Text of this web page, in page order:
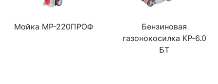
Мойка МР-220ПРОФ
Бензиновая
газонокосилка КР-6.0
БТ